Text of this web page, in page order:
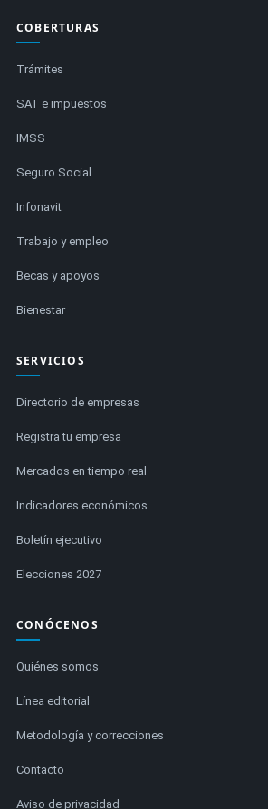
COBERTURAS
Trámites
SAT e impuestos
IMSS
Seguro Social
Infonavit
Trabajo y empleo
Becas y apoyos
Bienestar
SERVICIOS
Directorio de empresas
Registra tu empresa
Mercados en tiempo real
Indicadores económicos
Boletín ejecutivo
Elecciones 2027
CONÓCENOS
Quiénes somos
Línea editorial
Metodología y correcciones
Contacto
Aviso de privacidad